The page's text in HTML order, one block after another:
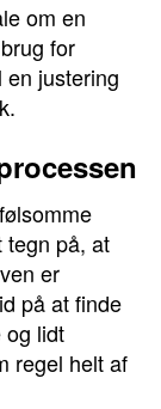
om en
for
justering
på, at
er
på at finde
og lidt
regel helt af